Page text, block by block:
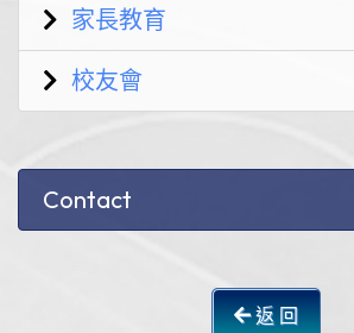
家長教育
校友會
Contact
返 回